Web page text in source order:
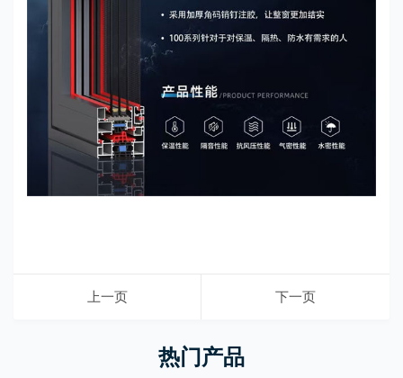
上一页 下一页
热门产品